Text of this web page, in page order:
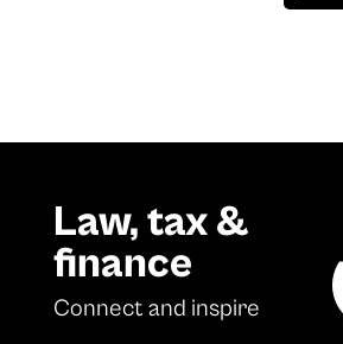
Law, tax &
finance
Connect and inspire